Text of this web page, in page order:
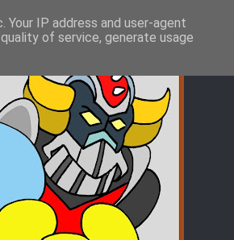
IP address and user-agent
of service, generate usage